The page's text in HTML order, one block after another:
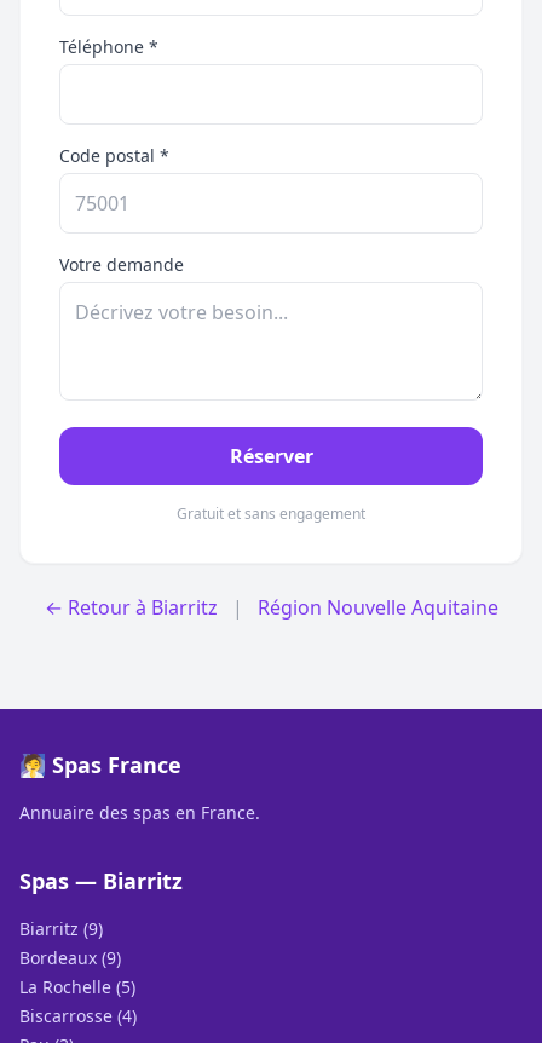
Téléphone *
Code postal *
Votre demande
Réserver
Gratuit et sans engagement
← Retour à Biarritz | Région Nouvelle Aquitaine
🧖 Spas France
Annuaire des spas en France.
Spas — Biarritz
Biarritz (9)
Bordeaux (9)
La Rochelle (5)
Biscarrosse (4)